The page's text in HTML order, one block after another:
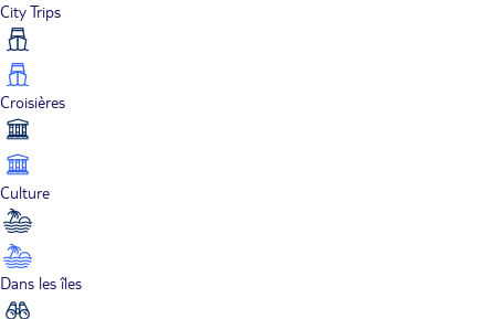
City Trips
Croisières
Culture
Dans les îles